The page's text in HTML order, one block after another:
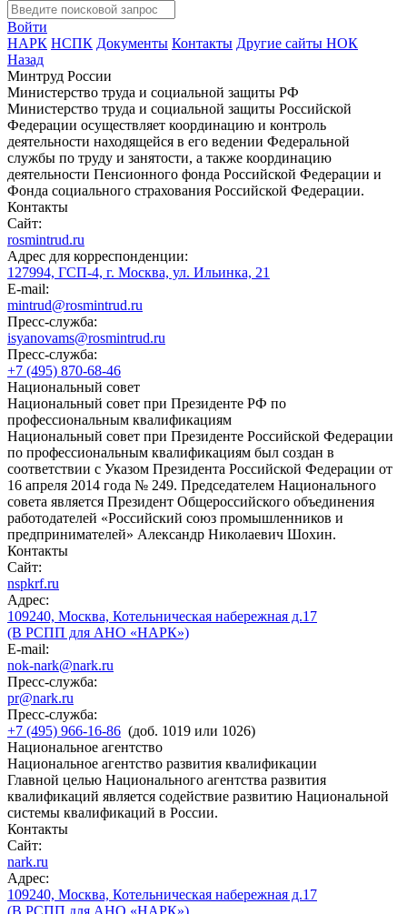
Войти
НАРК НСПК Документы Контакты Другие сайты НОК
Назад
Минтруд России
Министерство труда и социальной защиты РФ
Министерство труда и социальной защиты Российской
Федерации осуществляет координацию и контроль
деятельности находящейся в его ведении Федеральной
службы по труду и занятости, а также координацию
деятельности Пенсионного фонда Российской Федерации и
Фонда социального страхования Российской Федерации.
Контакты
Сайт:
rosmintrud.ru
Адрес для корреспонденции:
127994, ГСП-4, г. Москва, ул. Ильинка, 21
E-mail:
mintrud@rosmintrud.ru
Пресс-служба:
isyanovams@rosmintrud.ru
Пресс-служба:
+7 (495) 870-68-46
Национальный совет
Национальный совет при Президенте РФ по
профессиональным квалификациям
Национальный совет при Президенте Российской Федерации
по профессиональным квалификациям был создан в
соответствии с Указом Президента Российской Федерации от
16 апреля 2014 года № 249. Председателем Национального
совета является Президент Общероссийского объединения
работодателей «Российский союз промышленников и
предпринимателей» Александр Николаевич Шохин.
Контакты
Сайт:
nspkrf.ru
Адрес:
109240, Москва, Котельническая набережная д.17
(В РСПП для АНО «НАРК»)
E-mail:
nok-nark@nark.ru
Пресс-служба:
pr@nark.ru
Пресс-служба:
+7 (495) 966-16-86 (доб. 1019 или 1026)
Национальное агентство
Национальное агентство развития квалификации
Главной целью Национального агентства развития
квалификаций является содействие развитию Национальной
системы квалификаций в России.
Контакты
Сайт:
nark.ru
Адрес:
109240, Москва, Котельническая набережная д.17
(В РСПП для АНО «НАРК»)